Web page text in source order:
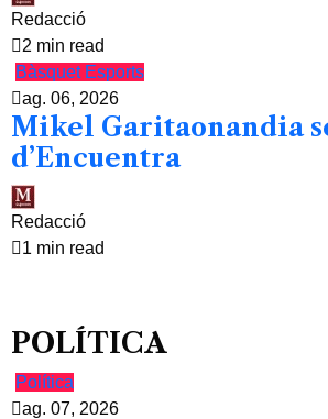
Redacció
2 min read
Bàsquet Esports
ag. 06, 2026
Mikel Garitaonandia
d’Encuentra
Redacció
1 min read
POLÍTICA
Política
ag. 07, 2026